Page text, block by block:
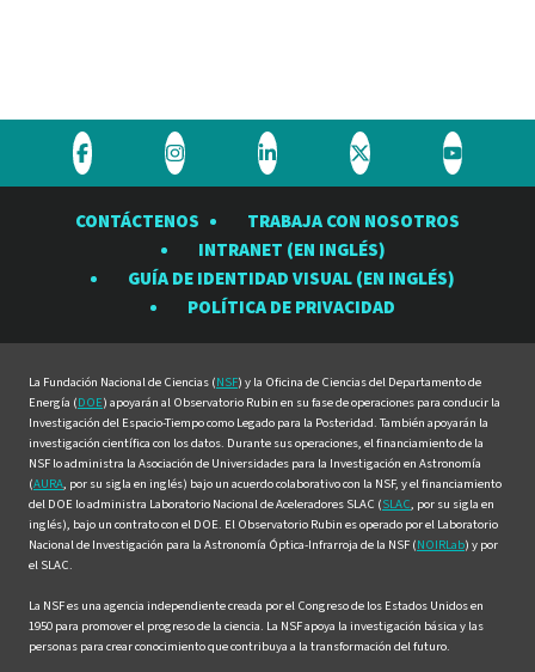
Visite
Observatorio
Visite
Observatorio
Rubin
en
Visite
Observatorio
Rubin
en
Visite
Observatorio
Rubin
en
Visite
Rubin
en
CONTÁCTENOS
TRABAJA CON NOSOTROS
INTRANET (EN INGLÉS)
GUÍA DE IDENTIDAD VISUAL (EN INGLÉS)
POLÍTICA DE PRIVACIDAD
La Fundación Nacional de Ciencias (NSF) y la Oficina de Ciencias del Departamento de
Energía (DOE) apoyarán al Observatorio Rubin en su fase de operaciones para conducir la
Investigación del Espacio-Tiempo como Legado para la Posteridad. También apoyarán la
investigación científica con los datos. Durante sus operaciones, el financiamiento de la
NSF lo administra la Asociación de Universidades para la Investigación en Astronomía
(AURA, por su sigla en inglés) bajo un acuerdo colaborativo con la NSF, y el financiamiento
del DOE lo administra Laboratorio Nacional de Aceleradores SLAC (SLAC, por su sigla en
inglés), bajo un contrato con el DOE. El Observatorio Rubin es operado por el Laboratorio
Nacional de Investigación para la Astronomía Óptica-Infrarroja de la NSF (NOIRLab) y por
el SLAC.
La NSF es una agencia independiente creada por el Congreso de los Estados Unidos en
1950 para promover el progreso de la ciencia. La NSF apoya la investigación básica y las
personas para crear conocimiento que contribuya a la transformación del futuro.